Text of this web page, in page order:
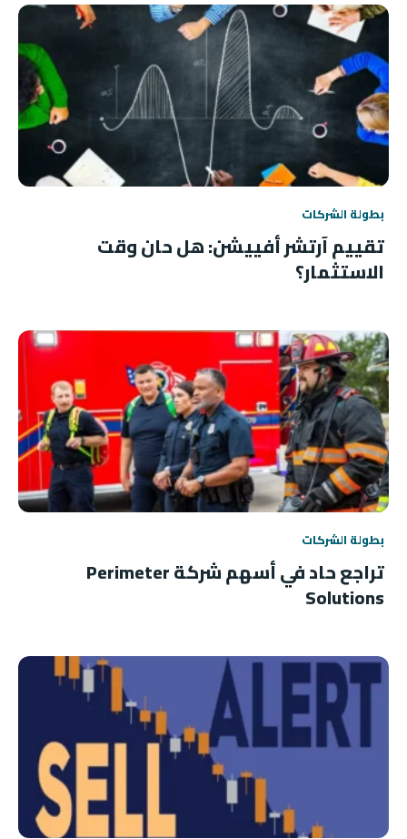
بطولة الشركات
تقييم آرتشر أفييشن: هل حان وقت
الاستثمار؟
بطولة الشركات
تراجع حاد في أسهم شركة Perimeter
Solutions